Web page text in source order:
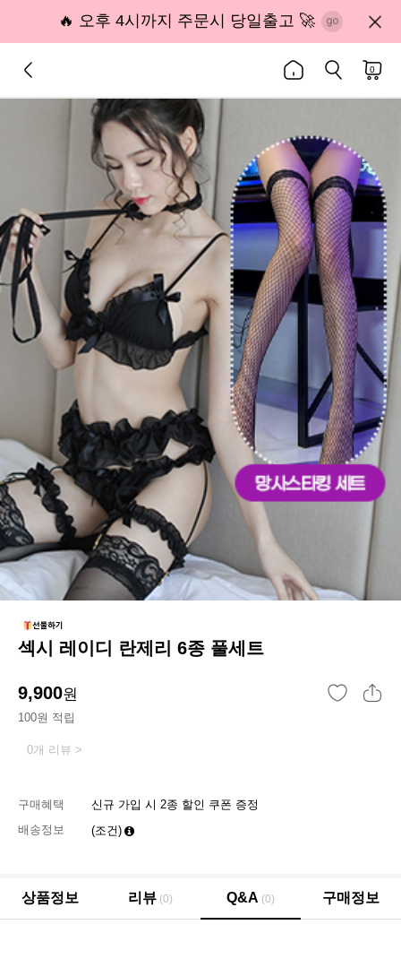
🔥 오후 4시까지 주문시 당일출고 🚀
0
섹시 레이디 란제리 6종 풀세트
9,900원
100원 적립
0개 리뷰 >
구매혜택
신규 가입 시 2종 할인 쿠폰 증정
배송정보
(조건)
상품정보 리뷰 (0) Q&A (0) 구매정보